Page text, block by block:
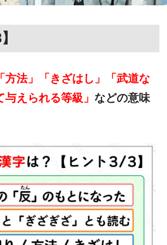
方法」「きざはし」「武道な
与えられる等級」などの意味